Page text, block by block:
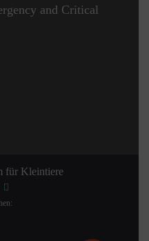
and Critical
für Kleintiere